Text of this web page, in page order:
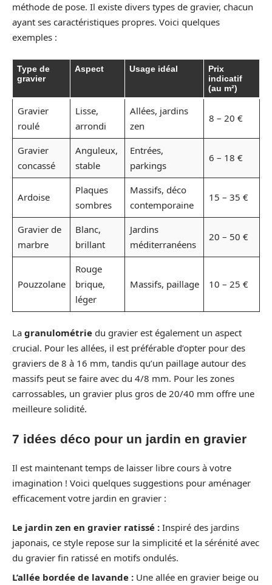
méthode de pose. Il existe divers types de gravier, chacun
ayant ses caractéristiques propres. Voici quelques
exemples :
Type de
gravier
Aspect Usage idéal
Prix
indicatif
(au m²)
Gravier
roulé
Lisse,
arrondi
Allées, jardins
zen
8 – 20 €
Gravier
concassé
Anguleux,
stable
Entrées,
parkings
6 – 18 €
Ardoise
Plaques
sombres
Massifs, déco
contemporaine
15 – 35 €
Gravier de
marbre
Blanc,
brillant
Jardins
méditerranéens
20 – 50 €
Pouzzolane
Rouge
brique,
léger
Massifs, paillage 10 – 25 €
La granulométrie du gravier est également un aspect
crucial. Pour les allées, il est préférable d’opter pour des
graviers de 8 à 16 mm, tandis qu’un paillage autour des
massifs peut se faire avec du 4/8 mm. Pour les zones
carrossables, un gravier plus gros de 20/40 mm offre une
meilleure solidité.
7 idées déco pour un jardin en gravier
Il est maintenant temps de laisser libre cours à votre
imagination ! Voici quelques suggestions pour aménager
efficacement votre jardin en gravier :
Le jardin zen en gravier ratissé : Inspiré des jardins
japonais, ce style repose sur la simplicité et la sérénité avec
du gravier fin ratissé en motifs ondulés.
L’allée bordée de lavande : Une allée en gravier beige ou